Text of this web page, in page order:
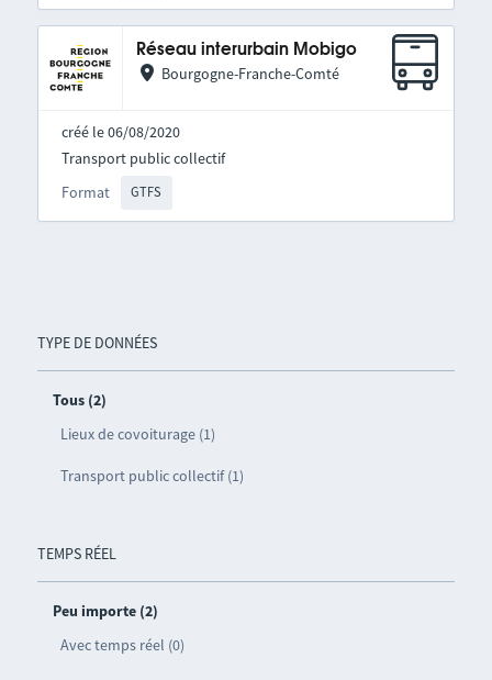
TYPE DE DONNÉES
Tous (2)
Lieux de covoiturage (1)
Transport public collectif (1)
TEMPS RÉEL
Peu importe (2)
Avec temps réel (0)
Réseau interurbain Mobigo
Bourgogne-Franche-Comté
créé le 06/08/2020
Format GTFS
Transport public collectif